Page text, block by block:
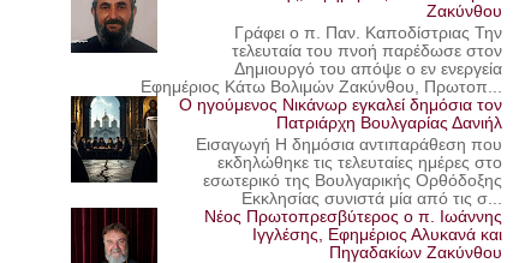
Ζακύνθου
Γράφει ο π. Παν. Καποδίστριας Την
τελευταία του πνοή παρέδωσε στον
Δημιουργό του απόψε ο εν ενεργεία
Εφημέριος Κάτω Βολιμών Ζακύνθου, Πρωτοπ...
Ο ηγούμενος Νικάνωρ εγκαλεί δημόσια τον
Πατριάρχη Βουλγαρίας Δανιήλ
Εισαγωγή Η δημόσια αντιπαράθεση που
εκδηλώθηκε τις τελευταίες ημέρες στο
εσωτερικό της Βουλγαρικής Ορθόδοξης
Εκκλησίας συνιστά μία από τις σ...
Νέος Πρωτοπρεσβύτερος ο π. Ιωάννης
Ιγγλέσης, Εφημέριος Αλυκανά και
Πηγαδακίων Ζακύνθου